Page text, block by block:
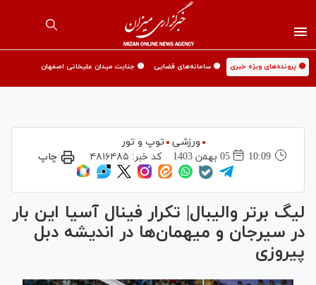
🟡 پرونده‌های ویژه خبری 🟡 سامانه‌های قضایی 🟡 جنایت میدان علیخانی اصفهان
ورزشی
توپ و تور
10:09
05 بهمن 1403 کد خبر: ۴۸۱۶۴۸۵ چاپ
لیگ برتر والیبال| تکرار فینال آسیا این بار
در سیرجان و میهمان‌ها در اندیشه دبل
پیروزی